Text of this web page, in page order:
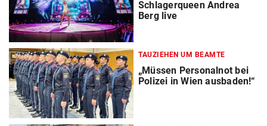
Schlagerqueen Andrea
Berg live
TAUZIEHEN UM BEAMTE
„Müssen Personalnot bei
Polizei in Wien ausbaden!“